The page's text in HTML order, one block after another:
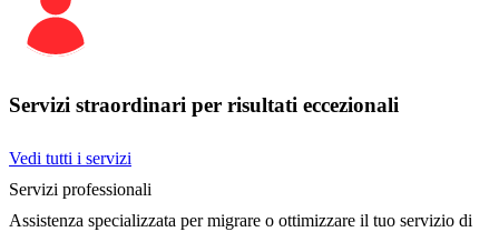
Servizi straordinari per risultati eccezionali
Vedi tutti i servizi
Servizi professionali
Assistenza specializzata per migrare o ottimizzare il tuo servizio di